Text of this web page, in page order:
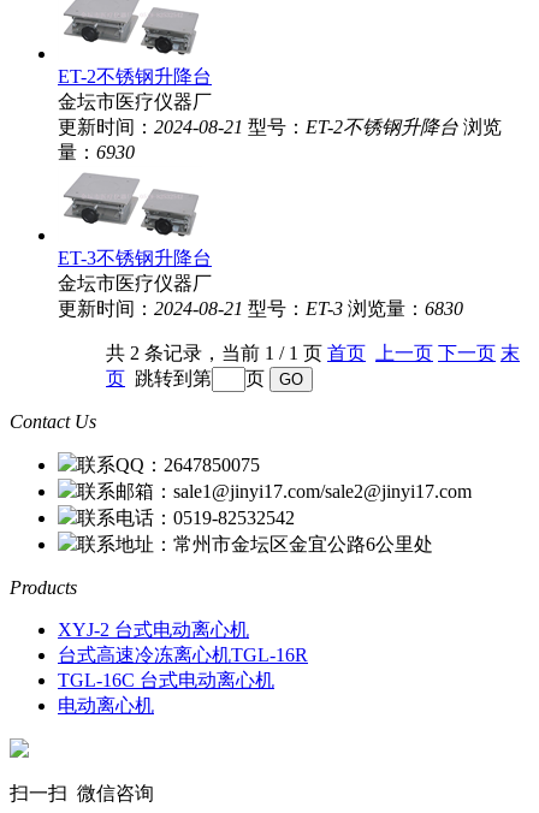
ET-2不锈钢升降台
金坛市医疗仪器厂
更新时间： 2024-08-21 型号： ET-2不锈钢升降台 浏览
量： 6930
ET-3不锈钢升降台
金坛市医疗仪器厂
更新时间： 2024-08-21 型号： ET-3 浏览量： 6830
共 2 条记录，当前 1 / 1 页 首页 上一页 下一页 末
页 跳转到第 页
Contact Us
联系QQ：2647850075
联系邮箱：sale1@jinyi17.com/sale2@jinyi17.com
联系电话：0519-82532542
联系地址：常州市金坛区金宜公路6公里处
Products
XYJ-2 台式电动离心机
台式高速冷冻离心机TGL-16R
TGL-16C 台式电动离心机
电动离心机
扫一扫 微信咨询